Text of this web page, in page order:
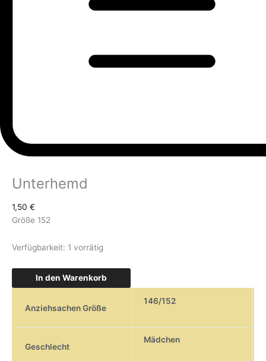
Unterhemd
1,50 €
Größe 152
Verfügbarkeit: 1 vorrätig
In den Warenkorb
Anziehsachen Größe
146/152
Geschlecht
Mädchen